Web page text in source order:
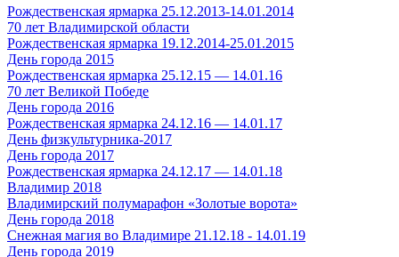
Рождественская ярмарка 25.12.2013-14.01.2014
70 лет Владимирской области
Рождественская ярмарка 19.12.2014-25.01.2015
День города 2015
Рождественская ярмарка 25.12.15 — 14.01.16
70 лет Великой Победе
День города 2016
Рождественская ярмарка 24.12.16 — 14.01.17
День физкультурника-2017
День города 2017
Рождественская ярмарка 24.12.17 — 14.01.18
Владимир 2018
Владимирский полумарафон «Золотые ворота»
День города 2018
Снежная магия во Владимире 21.12.18 - 14.01.19
День города 2019